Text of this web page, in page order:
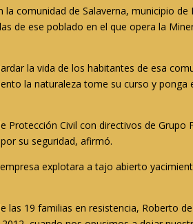
la comunidad de Salaverna, municipio de
de ese poblado en el que opera la
la vida de los habitantes de esa
la naturaleza tome su curso y ponga
Civil con directivos de Grupo
su seguridad, afirmó.
explotara a tajo abierto
19 familias en resistencia, Roberto